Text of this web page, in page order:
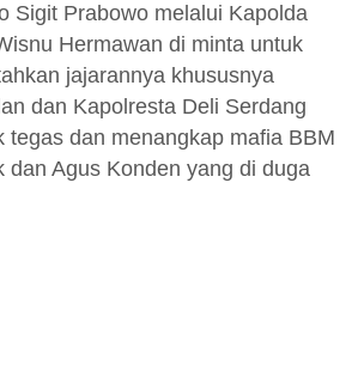
Sigit Prabowo melalui Kapolda
Hermawan di minta untuk
jajarannya khususnya
dan Kapolresta Deli Serdang
tegas dan menangkap mafia BBM
dan Agus Konden yang di duga